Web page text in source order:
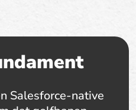
Salesforce-native